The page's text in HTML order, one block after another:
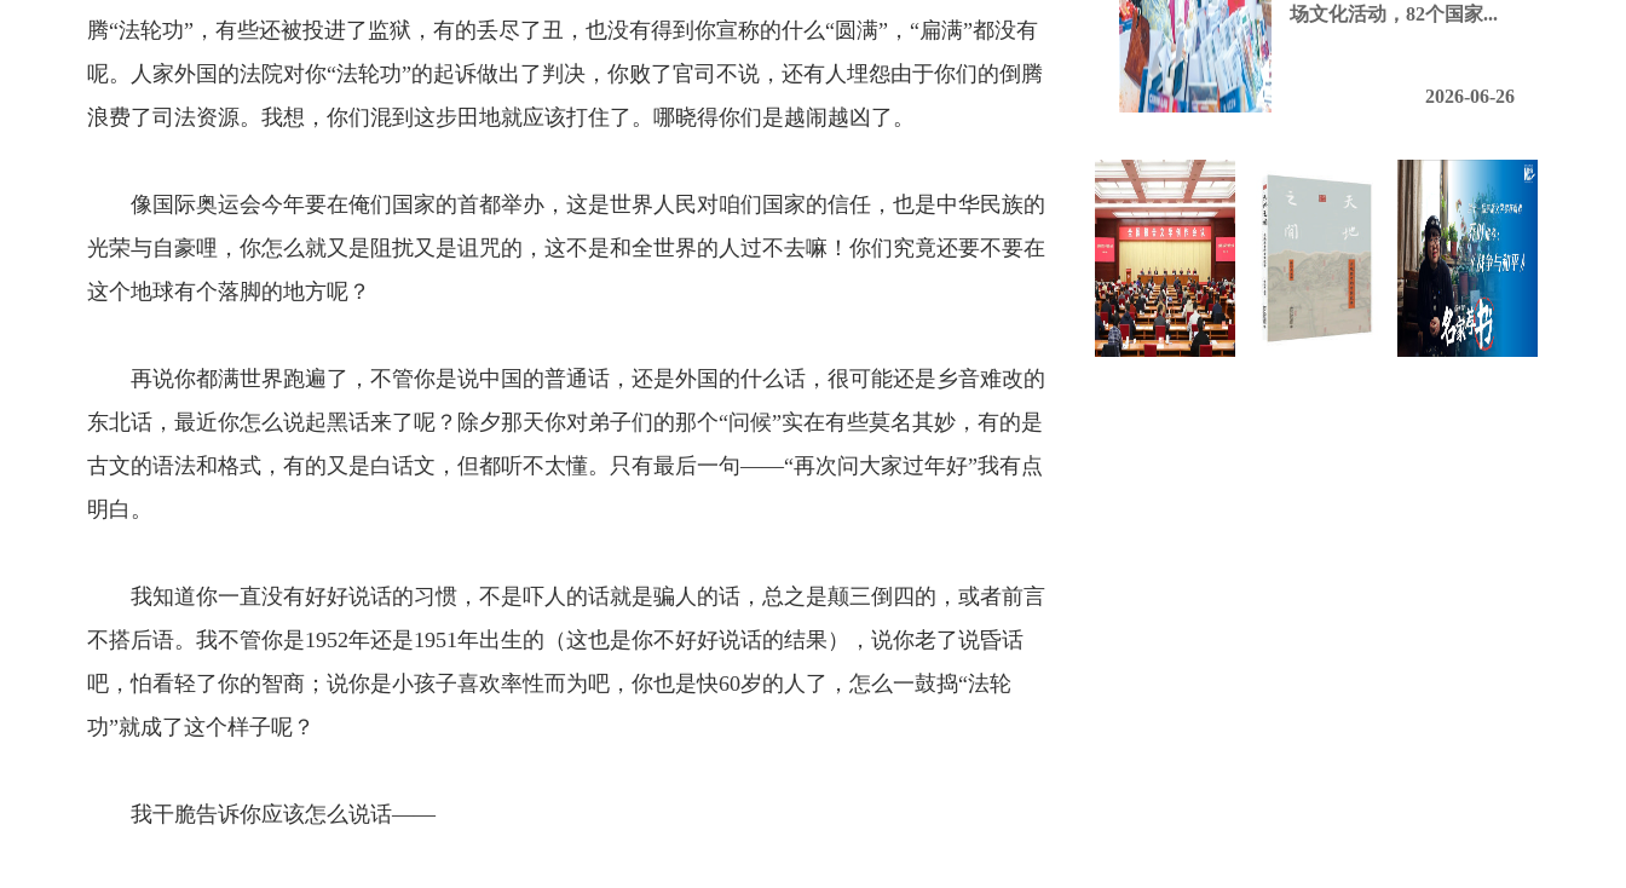
腾“法轮功”，有些还被投进了监狱，有的丢尽了丑，也没有得到你宣称的什么“圆满”，“扁满”都没有
呢。人家外国的法院对你“法轮功”的起诉做出了判决，你败了官司不说，还有人埋怨由于你们的倒腾
浪费了司法资源。我想，你们混到这步田地就应该打住了。哪晓得你们是越闹越凶了。
像国际奥运会今年要在俺们国家的首都举办，这是世界人民对咱们国家的信任，也是中华民族的
光荣与自豪哩，你怎么就又是阻扰又是诅咒的，这不是和全世界的人过不去嘛！你们究竟还要不要在
这个地球有个落脚的地方呢？
再说你都满世界跑遍了，不管你是说中国的普通话，还是外国的什么话，很可能还是乡音难改的
东北话，最近你怎么说起黑话来了呢？除夕那天你对弟子们的那个“问候”实在有些莫名其妙，有的是
古文的语法和格式，有的又是白话文，但都听不太懂。只有最后一句——“再次问大家过年好”我有点
明白。
我知道你一直没有好好说话的习惯，不是吓人的话就是骗人的话，总之是颠三倒四的，或者前言
不搭后语。我不管你是1952年还是1951年出生的（这也是你不好好说话的结果），说你老了说昏话
吧，怕看轻了你的智商；说你是小孩子喜欢率性而为吧，你也是快60岁的人了，怎么一鼓捣“法轮
功”就成了这个样子呢？
我干脆告诉你应该怎么说话——